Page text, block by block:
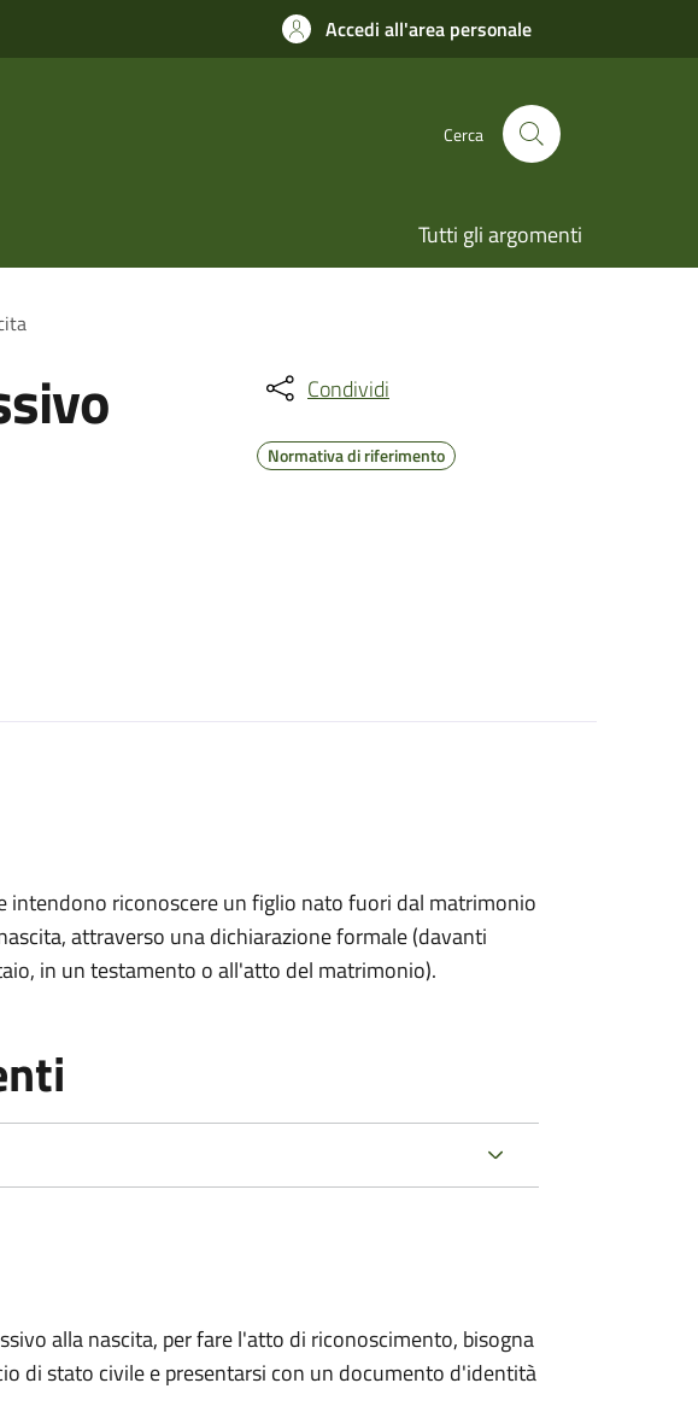
Accedi all'area personale
Cerca
Tutti gli argomenti
Condividi
Normativa di riferimento
intendono riconoscere un figlio nato fuori dal matrimonio
attraverso una dichiarazione formale (davanti
in un testamento o all'atto del matrimonio).
alla nascita, per fare l'atto di riconoscimento, bisogna
di stato civile e presentarsi con un documento d'identità